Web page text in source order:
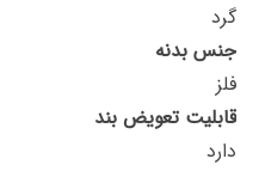
گرد
جنس بدنه
فلز
قابلیت تعویض بند
دارد